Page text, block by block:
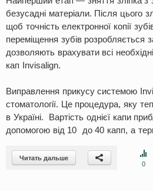
безусадні матеріали. Після цього
щоб точність електронної копії
переміщення зубів
дозволяють врахувати всі
кап Invisalign.
Виправлення прикусу системою
стоматології. Це процедура, яку
в Україні. Вартість однієї капи
допомогою від 10 до 40 капп, а
Читать дальше
0